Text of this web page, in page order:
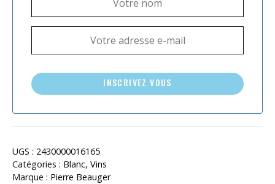
INSCRIVEZ VOUS
UGS : 2430000016165
Catégories : Blanc, Vins
Marque : Pierre Beauger